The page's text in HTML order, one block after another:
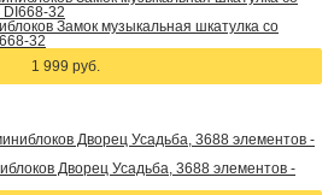
Замок музыкальная шкатулка со
32
1 999 руб.
Дворец Усадьба, 3688 элементов -